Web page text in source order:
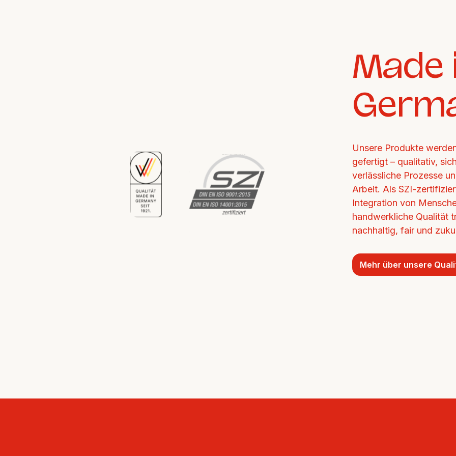
Made
Unsere Produkte
gefertigt – qualitativ,
verlässliche Prozesse
Arbeit. Als SZI-
Integration von
handwerkliche Qualität
nachhaltig, fair und
Mehr über unsere